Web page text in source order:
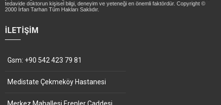
tedavide doktorun kişisel bilgi, deneyim ve yeteneği en önemli faktördür. Copyright ©
2000 İrfan Tarhan Tüm Hakları Saklıdır.
İLETIŞIM
Gsm: +90 542 423 79 81
Medistate Çekmeköy Hastanesi